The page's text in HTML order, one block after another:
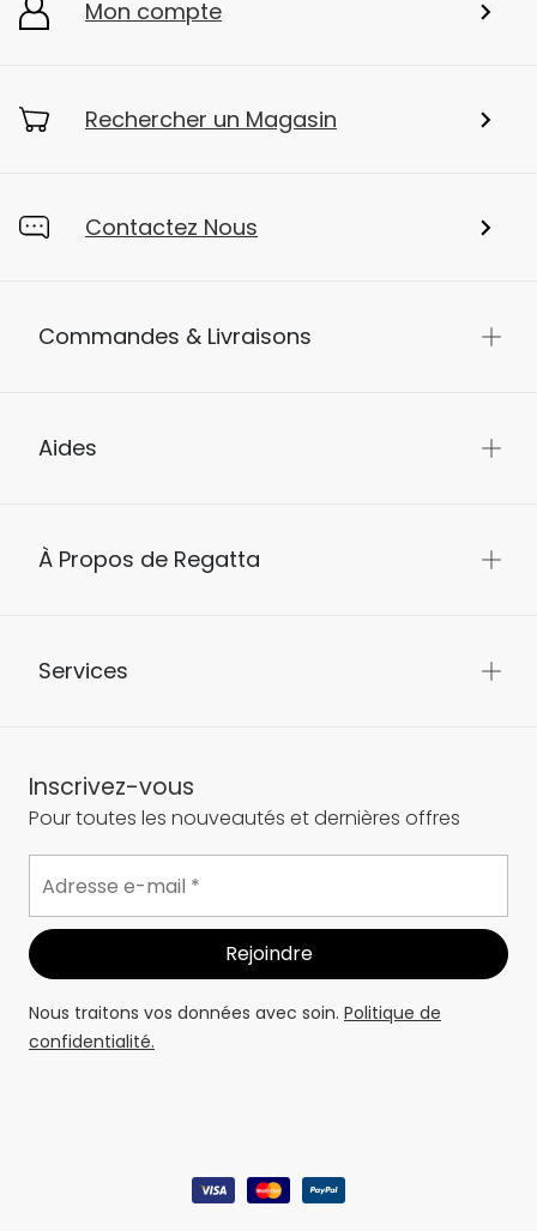
Mon compte
Rechercher un Magasin
Contactez Nous
Commandes & Livraisons
Aides
À Propos de Regatta
Services
Inscrivez-vous
Pour toutes les nouveautés et dernières offres
Nous traitons vos données avec soin. Politique de
confidentialité.